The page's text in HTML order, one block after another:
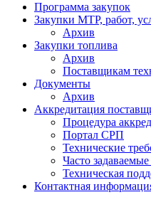
Программа закупок
Закупки МТР, работ,
Архив
Закупки топлива
Архив
Поставщикам
Документы
Архив
Аккредитация
Процедура
Портал СРП
Технические
Часто
Техническая
Контактная